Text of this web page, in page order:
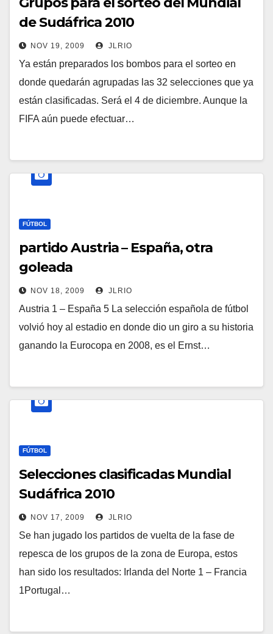
de Sudáfrica 2010
NOV 19, 2009 JLRIO
Ya están preparados los bombos para el sorteo en
donde quedarán agrupadas las 32 selecciones que ya
están clasificadas. Será el 4 de diciembre. Aunque la
FIFA aún puede efectuar…
FÚTBOL
partido Austria – España, otra
goleada
NOV 18, 2009 JLRIO
Austria 1 – España 5 La selección española de fútbol
volvió hoy al estadio en donde dio un giro a su historia
ganando la Eurocopa en 2008, es el Ernst…
FÚTBOL
Selecciones clasificadas Mundial
Sudáfrica 2010
NOV 17, 2009 JLRIO
Se han jugado los partidos de vuelta de la fase de
repesca de los grupos de la zona de Europa, estos
han sido los resultados: Irlanda del Norte 1 – Francia
1Portugal…